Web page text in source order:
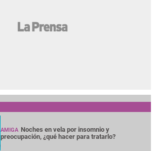
AMIGA Noches en vela por insomnio y
preocupación, ¿qué hacer para tratarlo?